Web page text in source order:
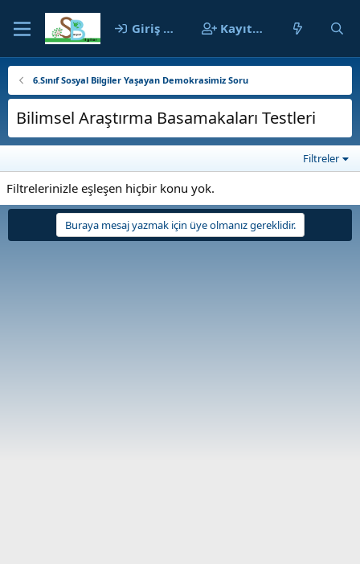
Giriş yap Kayıt ol
6.Sınıf Sosyal Bilgiler Yaşayan Demokrasimiz Soru
Bilimsel Araştırma Basamakaları Testleri
Filtreler
Filtrelerinizle eşleşen hiçbir konu yok.
Buraya mesaj yazmak için üye olmanız gereklidir.